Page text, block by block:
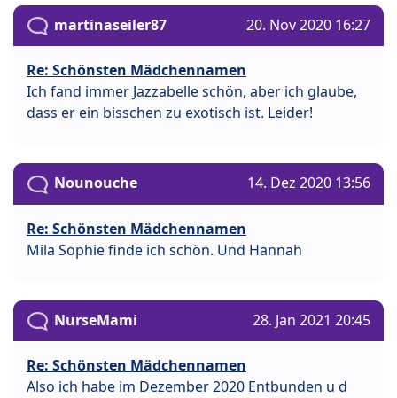
martinaseiler87 20. Nov 2020 16:27
Re: Schönsten Mädchennamen
Ich fand immer Jazzabelle schön, aber ich glaube,
dass er ein bisschen zu exotisch ist. Leider!
Nounouche 14. Dez 2020 13:56
Re: Schönsten Mädchennamen
Mila Sophie finde ich schön. Und Hannah
NurseMami 28. Jan 2021 20:45
Re: Schönsten Mädchennamen
Also ich habe im Dezember 2020 Entbunden u d